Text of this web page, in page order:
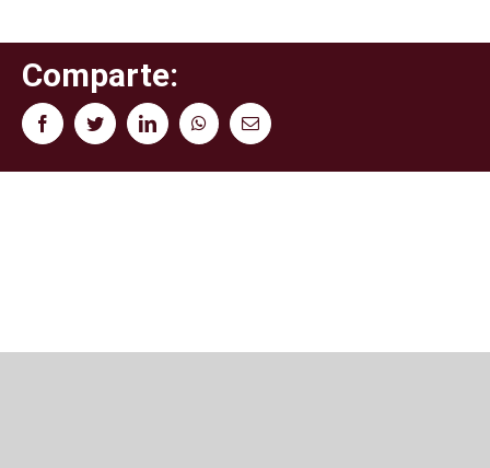
Comparte:
FacebookTwitterLinkedInWhatsAppCorreo
electrónico